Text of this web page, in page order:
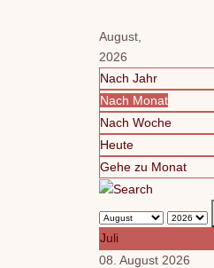
August,
2026
Nach Jahr
Nach Monat
Nach Woche
Heute
Gehe zu Monat
Juli
08. August 2026